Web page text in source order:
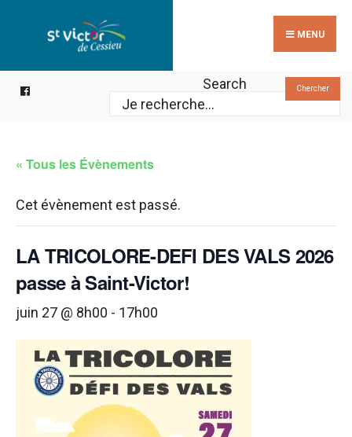
MENU
Search Chercher
« Tous les Évènements
Cet évènement est passé.
LA TRICOLORE-DEFI DES VALS 2026
passe à Saint-Victor!
juin 27 @ 8h00 - 17h00
for: